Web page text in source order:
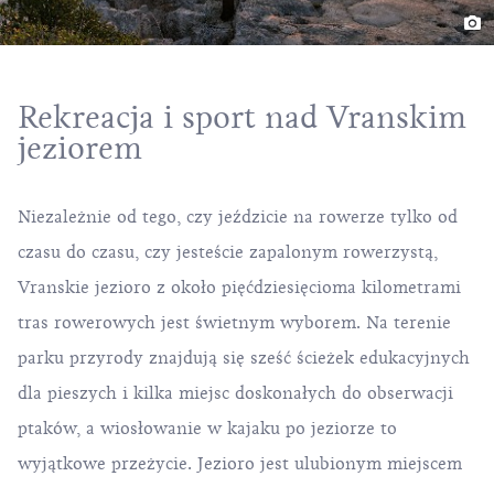
Rekreacja i sport nad Vranskim
jeziorem
Niezależnie od tego, czy jeździcie na rowerze tylko od
czasu do czasu, czy jesteście zapalonym rowerzystą,
Vranskie jezioro z około pięćdziesięcioma kilometrami
tras rowerowych jest świetnym wyborem. Na terenie
parku przyrody znajdują się sześć ścieżek edukacyjnych
dla pieszych i kilka miejsc doskonałych do obserwacji
ptaków, a wiosłowanie w kajaku po jeziorze to
wyjątkowe przeżycie. Jezioro jest ulubionym miejscem